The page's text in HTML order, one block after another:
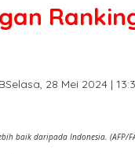
Selasa, 28 Mei 2024 |
baik daripada Indonesia. (AFP/